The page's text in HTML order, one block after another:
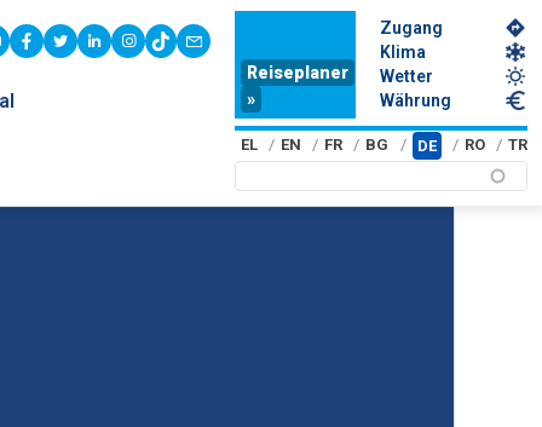
youtubefacebook
twitterlinkedininstagram
tiktokcontact
Reiseplaner
»
Zugang
Klima
Wetter
Währung
EL EN FR BG DE RO TR